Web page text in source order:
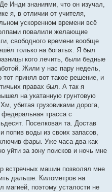
Инди знаниями, что он изучал,
я, в отличии от учителя,
ускоренном времени всё
повалили желающие
свободного времени вообще
только на богатых. Я был
кого лечить, были бедные
Жили у нас пару недель,
принял вот такое решение, и
правах был. А так я
на укатанную грунтовую
убитая грузовиками дорога,
трасса с
Поселковая та. Достав
попив воды из своих запасов,
фары. Уже часа два как
уйти за зону поисков и ночь мне
встречных машин позволял мне
дальше. Километров на
магией, поэтому усталости не